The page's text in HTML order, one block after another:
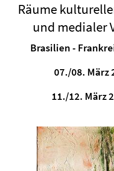
Räume
und medialer
Brasilien -
07./08. März
11./12. März